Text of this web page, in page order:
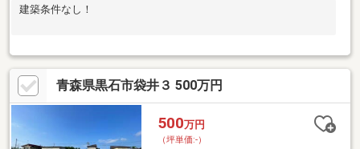
建築条件なし！
青森県黒石市袋井３ 500万円
500万円
（坪単価:-）